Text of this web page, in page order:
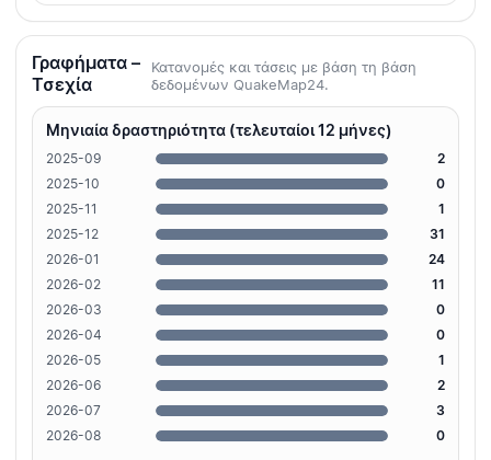
Γραφήματα –
Τσεχία
Κατανομές και τάσεις με βάση τη βάση
δεδομένων QuakeMap24.
Μηνιαία δραστηριότητα (τελευταίοι 12 μήνες)
2025-09
2
2025-10
0
2025-11
1
2025-12
31
2026-01
24
2026-02
11
2026-03
0
2026-04
0
2026-05
1
2026-06
2
2026-07
3
2026-08
0